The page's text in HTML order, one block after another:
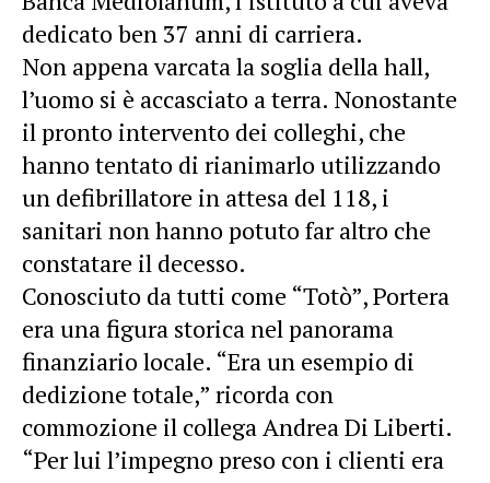
dedicato ben 37 anni di carriera.
Non appena varcata la soglia della hall,
l’uomo si è accasciato a terra. Nonostante
il pronto intervento dei colleghi, che
hanno tentato di rianimarlo utilizzando
un defibrillatore in attesa del 118, i
sanitari non hanno potuto far altro che
constatare il decesso.
Conosciuto da tutti come “Totò”, Portera
era una figura storica nel panorama
finanziario locale. “Era un esempio di
dedizione totale,” ricorda con
commozione il collega Andrea Di Liberti.
“Per lui l’impegno preso con i clienti era